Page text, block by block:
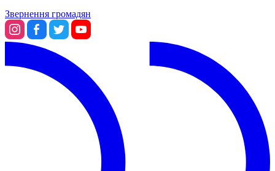
Звернення громадян